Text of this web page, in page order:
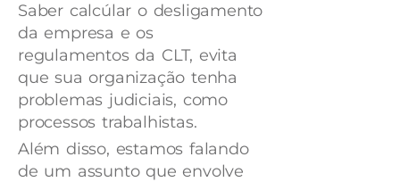
Saber calcúlar o desligamento
da empresa e os
regulamentos da CLT, evita
que sua organização tenha
problemas judiciais, como
processos trabalhistas.
Além disso, estamos falando
de um assunto que envolve